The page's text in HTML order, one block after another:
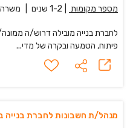
מספר מקומות 1-2 שנים
לחברת בנייה מובילה דרוש/ה
פיתוח, הטמעה ובקרה של מדי...
מנהל/ת חשבונות לחברת בנייה